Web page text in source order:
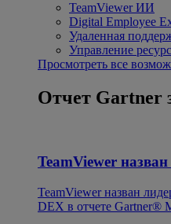
TeamViewer ИИ
Digital Employee
Удаленная
Управление
Просмотреть все
Отчет Gartner
TeamViewer
TeamViewer назван
DEX в отчете Gartner®